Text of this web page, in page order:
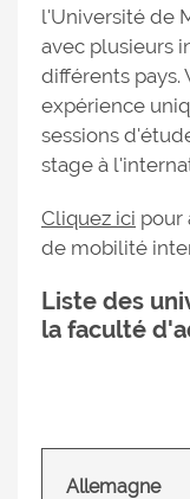
l'Université de
avec plusieurs
différents pays.
expérience
sessions
stage à
Cliquez ici pour
de mobilité
Liste des
la faculté
Allemagne